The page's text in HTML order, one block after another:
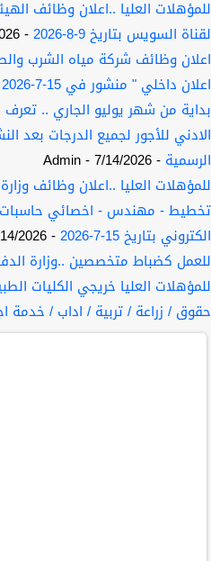
للمؤهلات العليا ..اعلان وظائف
لقناة السويس بتاريخ 9-8-2026
- 8/9/2026
اعلان وظائف شركة مياه الشرب
اعلان داخلي " منشور في 15-7-2026
بداية من شهر يوليو الجاري .. تعرف
الادني للأجور لجميع الدرجات بعد
الرسمية - 7/14/2026
- Admin
للمؤهلات العليا ..اعلان وظائف
تخطيط - مهندس - اخصائي حاسبات
الكتروني بتاريخ 15-7-2026
- 7/14/2026
للعمل كضباط متخصصين ..وزارة
للمؤهلات العليا خريجي الكليات
حقوق / زراعة / تربية / اداب / خدمة